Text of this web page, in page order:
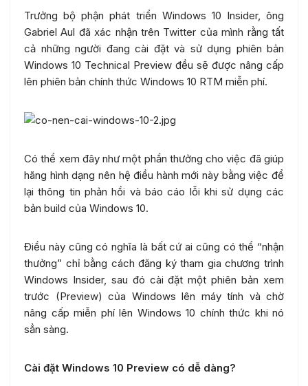
Trưởng bộ phận phát triển Windows 10 Insider, ông
Gabriel Aul đã xác nhận trên Twitter của mình rằng tất
cả những người đang cài đặt và sử dụng phiên bản
Windows 10 Technical Preview đều sẽ được nâng cấp
lên phiên bản chính thức Windows 10 RTM miễn phí.
Có thể xem đây như một phần thưởng cho việc đã giúp
hãng hình dạng nên hệ điều hành mới này bằng việc để
lại thông tin phản hồi và báo cáo lỗi khi sử dụng các
bản build của Windows 10.
Điều này cũng có nghĩa là bất cứ ai cũng có thể “nhận
thưởng” chỉ bằng cách đăng ký tham gia chương trình
Windows Insider, sau đó cài đặt một phiên bản xem
trước (Preview) của Windows lên máy tính và chờ
nâng cấp miễn phí lên Windows 10 chính thức khi nó
sẳn sàng.
Cài đặt Windows 10 Preview có dễ dàng?